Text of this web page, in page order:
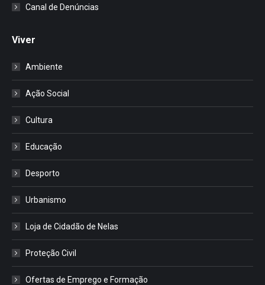
Canal de Denúncias
Viver
Ambiente
Ação Social
Cultura
Educação
Desporto
Urbanismo
Loja de Cidadão de Nelas
Proteção Civil
Ofertas de Emprego e Formação